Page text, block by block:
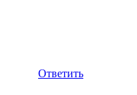
Ответить